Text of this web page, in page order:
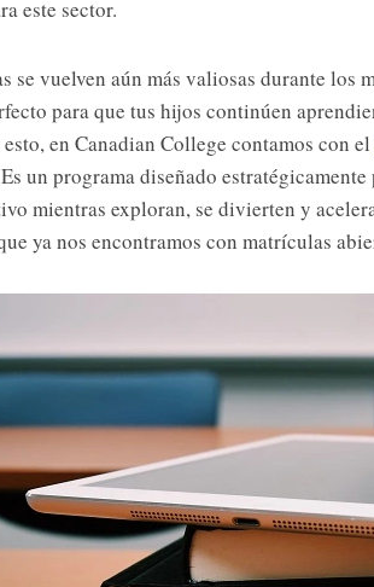
este sector.
se vuelven aún más valiosas durante los
para que tus hijos continúen
esto, en Canadian College contamos con el
un programa diseñado
mientras exploran, se divierten y
ya nos encontramos con matrículas